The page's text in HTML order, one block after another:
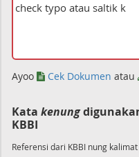
Ayoo Cek Dokumen atau
Kata kenung
KBBI
Referensi dari KBBI nung kalimat